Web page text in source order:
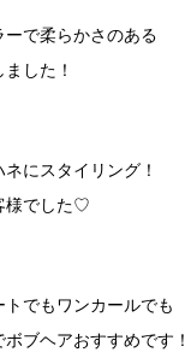
で柔らかさのある
した！
にスタイリング！
様でした♡
でもワンカールでも
ブヘアおすすめです！